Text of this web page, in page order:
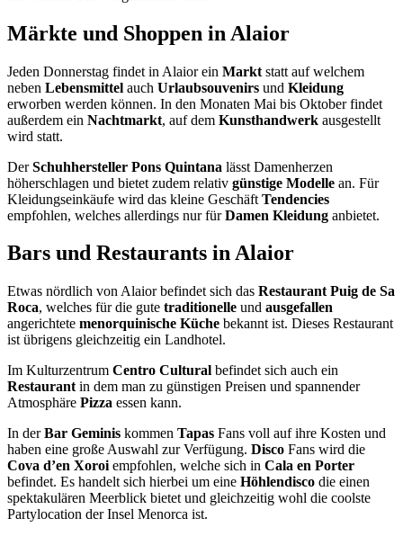
Märkte und Shoppen in Alaior
Jeden Donnerstag findet in Alaior ein Markt statt auf welchem
neben Lebensmittel auch Urlaubsouvenirs und Kleidung
erworben werden können. In den Monaten Mai bis Oktober findet
außerdem ein Nachtmarkt, auf dem Kunsthandwerk ausgestellt
wird statt.
DerSchuhhersteller Pons Quintana lässt Damenherzen
höherschlagen und bietet zudem relativ günstige Modelle an. Für
Kleidungseinkäufe wird das kleine Geschäft Tendencies
empfohlen, welches allerdings nur fürDamen Kleidung anbietet.
Bars und Restaurants in Alaior
Etwas nördlich von Alaior befindet sich das Restaurant Puig de Sa
Roca, welches für die gute traditionelle und ausgefallen
angerichtete menorquinische Küche bekannt ist. Dieses Restaurant
ist übrigens gleichzeitig ein Landhotel.
Im Kulturzentrum Centro Cultural befindet sich auch ein
Restaurant in dem man zu günstigen Preisen und spannender
Atmosphäre Pizza essen kann.
In derBar Geminis kommen Tapas Fans voll auf ihre Kosten und
haben eine große Auswahl zur Verfügung. Disco Fans wird die
Cova d’en Xoroi empfohlen, welche sich in Cala en Porter
befindet. Es handelt sich hierbei um eine Höhlendisco die einen
spektakulären Meerblick bietet und gleichzeitig wohl die coolste
Partylocation der Insel Menorca ist.